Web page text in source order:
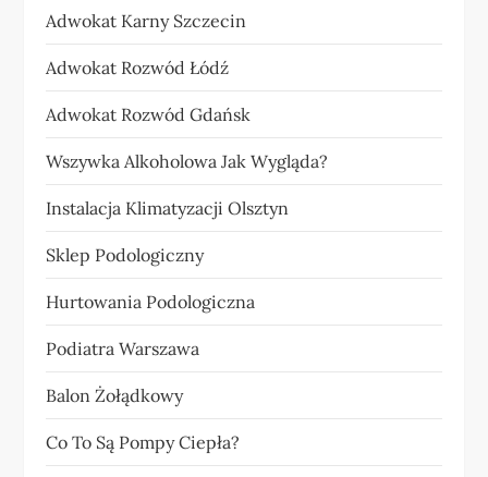
Adwokat Karny Szczecin
Adwokat Rozwód Łódź
Adwokat Rozwód Gdańsk
Wszywka Alkoholowa Jak Wygląda?
Instalacja Klimatyzacji Olsztyn
Sklep Podologiczny
Hurtowania Podologiczna
Podiatra Warszawa
Balon Żołądkowy
Co To Są Pompy Ciepła?